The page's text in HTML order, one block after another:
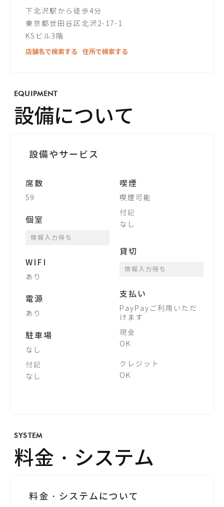
下北沢駅から徒歩4分
東京都世田谷区北沢2-17-1
KSビル3階
店舗名で検索する
住所で検索する
EQUIPMENT
設備について
設備やサービス
席数
59
個室
情報入力待ち
WIFI
あり
電源
あり
駐車場
なし
付記
なし
喫煙
喫煙可能
付記
なし
貸切
情報入力待ち
支払い
PayPayご利用いただ
けます
現金
OK
クレジット
OK
SYSTEM
料金・システム
料金・システムについて